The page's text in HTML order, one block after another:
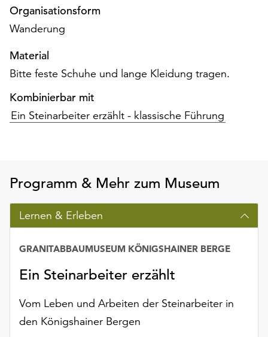
„Cookie-
Einstellungen“
zur
Verfügung.
Funktionale
Cookies
auch
ohne
Möchten
Sie
die
Cookies
erreichen
die
Einstellungen
Organisationsform
Wanderung
Material
Bitte feste Schuhe und lange Kleidung tragen.
Kombinierbar mit
Ein Steinarbeiter erzählt - klassische Führung
Programm & Mehr zum Museum
Lernen & Erleben
Ein Steinarbeiter erzählt
GRANITABBAUMUSEUM KÖNIGSHAINER BERGE
Vom Leben und Arbeiten der Steinarbeiter in
den Königshainer Bergen